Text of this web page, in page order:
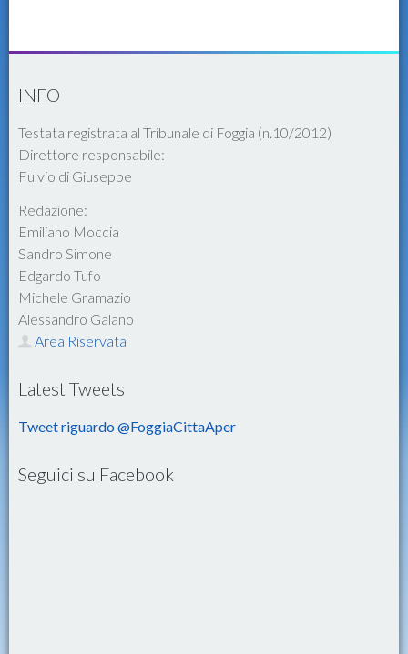
INFO
Testata registrata al Tribunale di Foggia (n.10/2012)
Direttore responsabile:
Fulvio di Giuseppe
Redazione:
Emiliano Moccia
Sandro Simone
Edgardo Tufo
Michele Gramazio
Alessandro Galano
Area Riservata
Latest Tweets
Tweet riguardo @FoggiaCittaAper
Seguici su Facebook